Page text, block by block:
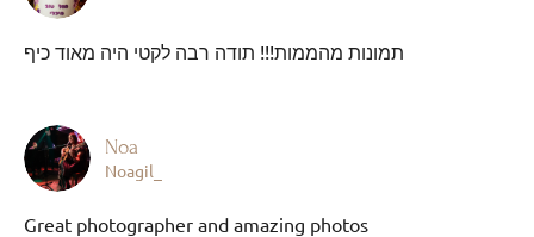
תמונות מהממות!!! תודה רבה לקטי היה מאוד כיף
Noa
Noagil_
Great photographer and amazing photos